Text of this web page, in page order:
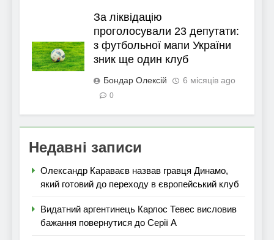
За ліквідацію
проголосували 23 депутати:
з футбольної мапи України
зник ще один клуб
Бондар Олексій 6 місяців ago
0
Недавні записи
Олександр Караваєв назвав гравця Динамо,
який готовий до переходу в європейський клуб
Видатний аргентинець Карлос Тевес висловив
бажання повернутися до Серії А